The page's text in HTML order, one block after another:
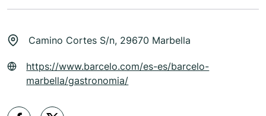
Camino Cortes S/n, 29670 Marbella
https://www.barcelo.com/es-es/barcelo-
marbella/gastronomia/